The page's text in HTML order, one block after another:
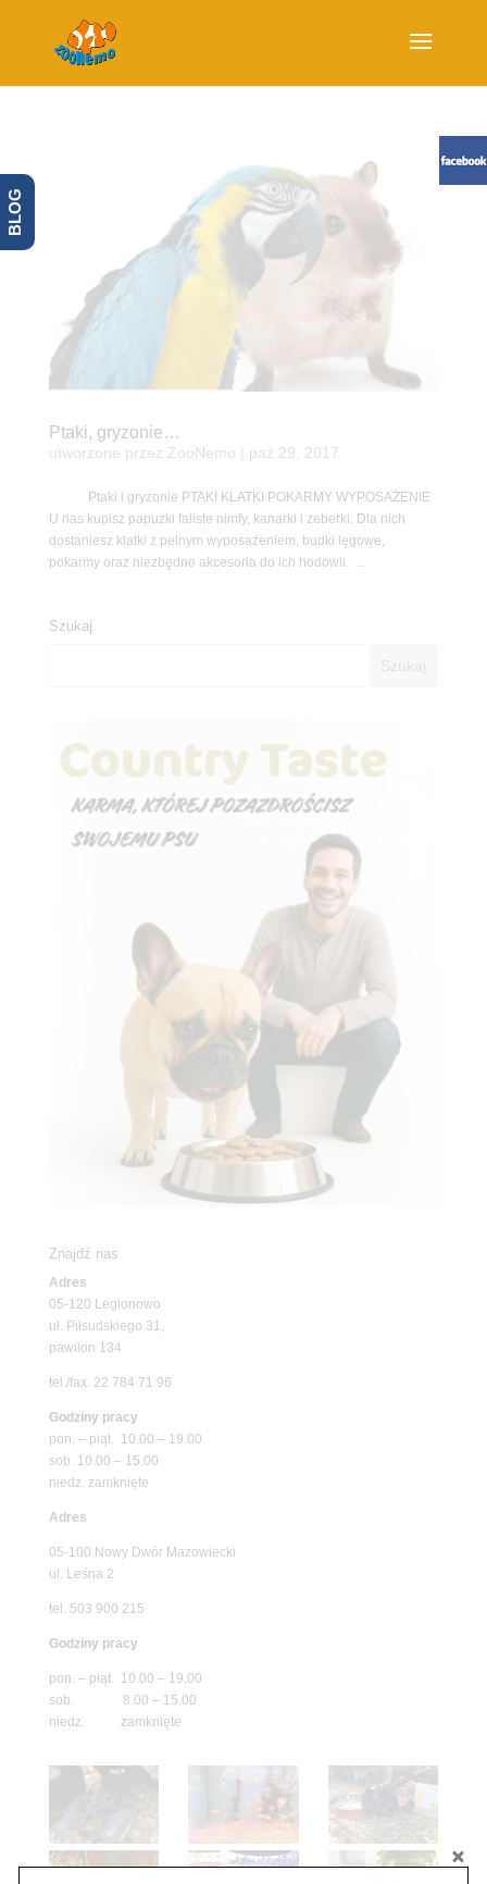
Ptaki, gryzonie…
utworzone przez ZooNemo paź 29, 2017
Ptaki i gryzonie PTAKI KLATKI POKARMY WYPOSAŻENIE
U nas kupisz papużki faliste nimfy, kanarki i zeberki. Dla nich
dostaniesz klatki z pełnym wyposażeniem, budki lęgowe,
pokarmy oraz niezbędne akcesoria do ich hodowli. ...
Szukaj
Znajdź nas
Adres
05-120 Legionowo
ul. Piłsudskiego 31,
pawilon 134
tel./fax. 22 784 71 96
Godziny pracy
pon. – piąt. 10.00 – 19.00
sob. 10.00 – 15.00
niedz. zamknięte
Adres
05-100 Nowy Dwór Mazowiecki
ul. Leśna 2
tel. 503 900 215
Godziny pracy
pon. – piąt. 10.00 – 19.00
sob. 8.00 – 15.00
niedz. zamknięte
BLOG